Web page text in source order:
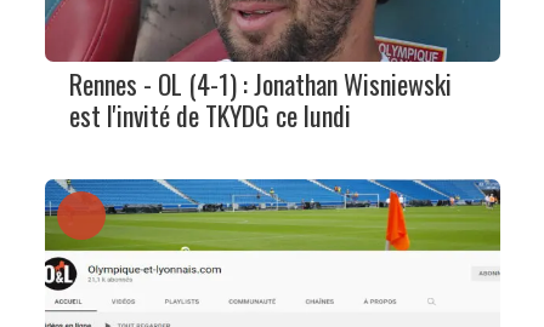
Rennes - OL (4-1) : Jonathan Wisniewski
est l'invité de TKYDG ce lundi